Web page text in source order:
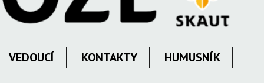
VEDOUCÍ KONTAKTY HUMUSNÍK